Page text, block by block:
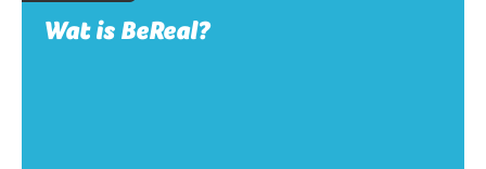
Wat is BeReal?